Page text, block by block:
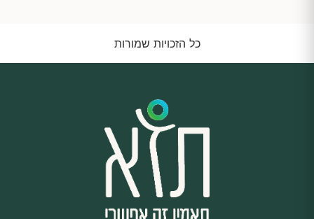
כל הזכויות שמורות